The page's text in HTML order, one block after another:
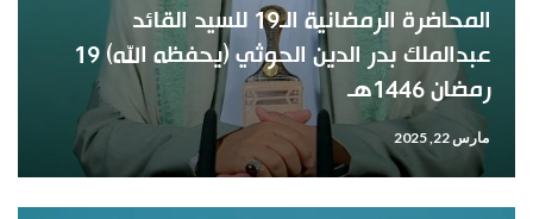
المحاضرة الرمضانية الـ19 للسيد القائد
عبدالملك بدر الدين الحوثي (يحفظه الله) 19
رمضان 1446هـ
مارس 22, 2025